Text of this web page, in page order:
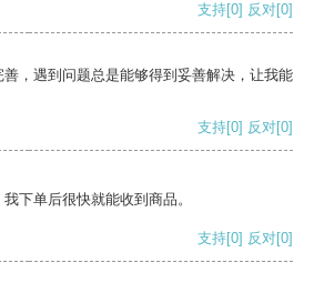
支持[0] 反对[0]
，遇到问题总是能够得到妥善解决，让我能
支持[0] 反对[0]
下单后很快就能收到商品。
支持[0] 反对[0]